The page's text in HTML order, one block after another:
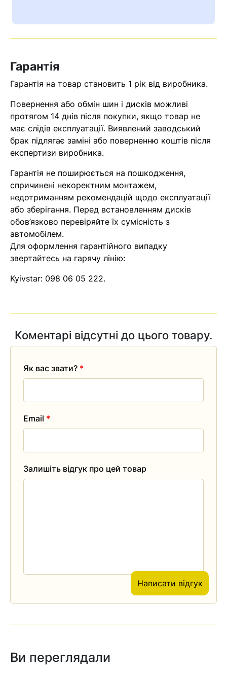
Помилка:
Оператор зв’яжеться з вами
найближчим часом
Гарантія
Гарантія на товар становить 1 рік від виробника.
Повернення або обмін шин і дисків можливі
протягом 14 днів після покупки, якщо товар не
має слідів експлуатації. Виявлений заводський
брак підлягає заміні або поверненню коштів після
експертизи виробника.
Гарантія не поширюється на пошкодження,
спричинені некоректним монтажем,
недотриманням рекомендацій щодо експлуатації
або зберігання. Перед встановленням дисків
обов’язково перевіряйте їх сумісність з
автомобілем.
Для оформлення гарантійного випадку
звертайтесь на гарячу лінію:
Kyivstar: 098 06 05 222.
Коментарі відсутні до цього товару.
Залишіть відгук про цей товар
Як вас звати? *
Email *
Написати відгук
Ви переглядали